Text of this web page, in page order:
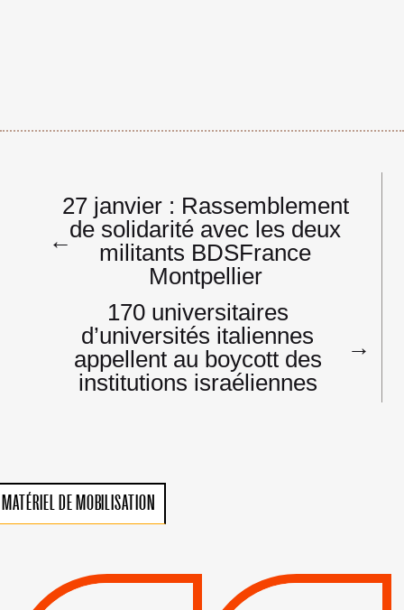
Navigation
de
l’article
←
27 janvier : Rassemblement
de solidarité avec les deux
militants BDSFrance
Montpellier
170 universitaires
d’universités italiennes
appellent au boycott des
institutions israéliennes
→
MATÉRIEL DE MOBILISATION
VIOLATIONS DES